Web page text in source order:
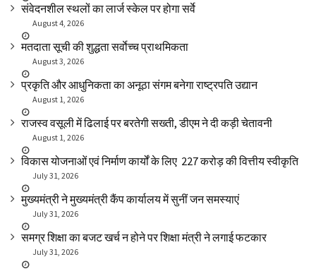
संवेदनशील स्थलों का लार्ज स्केल पर होगा सर्वे
August 4, 2026
मतदाता सूची की शुद्धता सर्वाेच्च प्राथमिकता
August 3, 2026
प्रकृति और आधुनिकता का अनूठा संगम बनेगा राष्ट्रपति उद्यान
August 1, 2026
राजस्व वसूली में ढिलाई पर बरतेगी सख्ती, डीएम ने दी कड़ी चेतावनी
August 1, 2026
विकास योजनाओं एवं निर्माण कार्यों के लिए ₹ 227 करोड़ की वित्तीय स्वीकृति
July 31, 2026
मुख्यमंत्री ने मुख्यमंत्री कैंप कार्यालय में सुनीं जन समस्याएं
July 31, 2026
समग्र शिक्षा का बजट खर्च न होने पर शिक्षा मंत्री ने लगाई फटकार
July 31, 2026